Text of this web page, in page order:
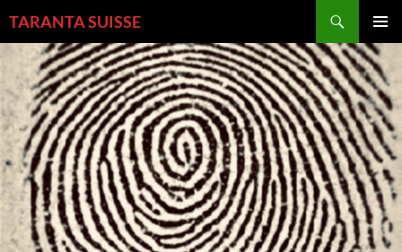
au
contenu
TARANTA SUISSE
MENU